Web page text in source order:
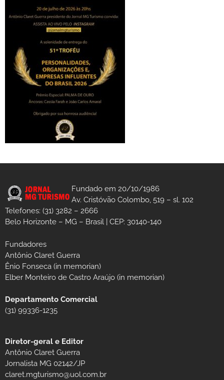
Fundado em 20/10/1986
Av. Cristóvão Colombo, 519 – sl. 102
Telefones: (31) 3282 – 2666
Belo Horizonte – MG – Brasil | CEP: 30140-140
Fundadores
Antônio Claret Guerra
Ênio Fonseca (in memorian)
Elber Monteiro de Castro Araújo (in memorian)
Departamento Comercial
(31) 99336-1235
Diretor-geral e Editor
Antônio Claret Guerra
Jornalista MG 02142/JP
claret.mgturismo@uol.com.br